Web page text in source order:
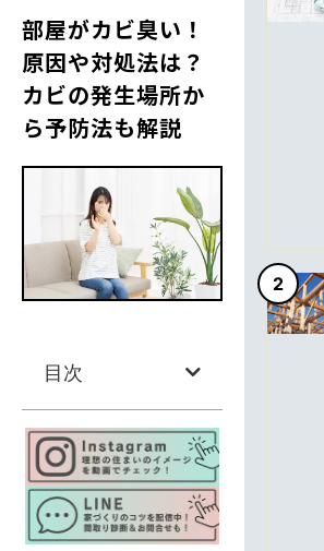
部屋がカビ臭い！
原因や対処法は？
カビの発生場所か
ら予防法も解説
目次
2